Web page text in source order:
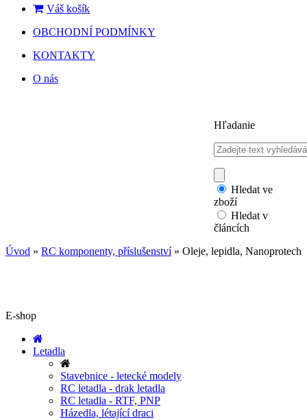
Váš košík
OBCHODNÍ PODMÍNKY
KONTAKTY
O nás
Hľadanie
Hledat ve
zboží
Hledat v
článcích
Úvod » RC komponenty, příslušenství » Oleje, lepidla, Nanoprotech
E-shop
Letadla
Stavebnice - letecké modely
RC letadla - drak letadla
RC letadla - RTF, PNP
Házedla, létající draci